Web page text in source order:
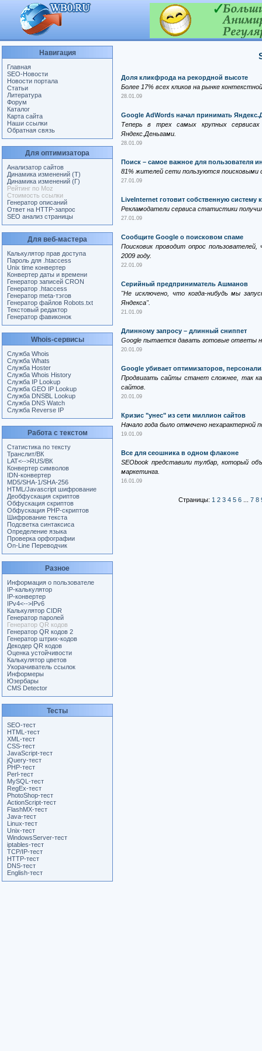
Навигация
Главная
SEO-Новости
Новости портала
Статьи
Литература
Форум
Каталог
Карта сайта
Наши ссылки
Обратная связь
Для оптимизатора
Анализатор сайтов
Динамика изменений (Т)
Динамика изменений (Г)
Рейтинг по Moz
Стоимость ссылки
Генератор описаний
Ответ на HTTP-запрос
SEO анализ страницы
Для веб-мастера
Калькулятор прав доступа
Пароль для .htaccess
Unix time конвертер
Конвертер даты и времени
Генератор записей CRON
Генератор .htaccess
Генератор meta-тэгов
Генератор файлов Robots.txt
Текстовый редактор
Генератор фавиконок
Whois-сервисы
Служба Whois
Служба Whats
Служба Hoster
Служба Whois History
Служба IP Lookup
Служба GEO IP Lookup
Служба DNSBL Lookup
Служба DNS Watch
Служба Reverse IP
Работа с текстом
Статистика по тексту
Транслит/ВК
LAT<-->RUS/ВК
Конвертер символов
IDN-конвертер
MD5/SHA-1/SHA-256
HTML/Javascript шифрование
Деобфускация скриптов
Обфускация скриптов
Обфускация PHP-скриптов
Шифрование текста
Подсветка синтаксиса
Определение языка
Проверка орфографии
On-Line Переводчик
Разное
Информация о пользователе
IP-калькулятор
IP-конвертер
IPv4<-->IPv6
Калькулятор CIDR
Генератор паролей
Генератор QR кодов
Генератор QR кодов 2
Генератор штрих-кодов
Декодер QR кодов
Оценка устойчивости
Калькулятор цветов
Укорачиватель ссылок
Информеры
Юзербары
CMS Detector
Тесты
SEO-тест
HTML-тест
XML-тест
CSS-тест
JavaScript-тест
jQuery-тест
PHP-тест
Perl-тест
MySQL-тест
RegEx-тест
PhotoShop-тест
ActionScript-тест
FlashMX-тест
Java-тест
Linux-тест
Unix-тест
WindowsServer-тест
iptables-тест
TCP/IP-тест
HTTP-тест
DNS-тест
English-тест
Доля кликфрода на рекордной высоте
Более 17% всех кликов на рынке
28.01.09
Google AdWords начал принимать
Теперь в трех самых крупных
Яндекс.Деньгами.
28.01.09
Поиск – самое важное для пользователя
81% жителей сети пользуются поисковыми
27.01.09
LiveInternet готовит собственную систему
Рекламодатели сервиса статистики
27.01.09
Сообщите Google о поисковом спаме
Поисковик проводит опрос
2009 году.
22.01.09
Серийный предприниматель Ашманов
"Не исключено, что когда-нибудь мы
Яндекса".
21.01.09
Длинному запросу – длинный сниппет
Google пытается давать готовые ответы
20.01.09
Google убивает оптимизаторов,
Продвигать сайты станет сложнее, так
сайтов.
20.01.09
Кризис "унес" из сети миллион сайтов
Начало года было отмечено нехарактерной
19.01.09
Все для сеошника в одном флаконе
SEObook представили тулбар, который
маркетинга.
16.01.09
Страницы: 1 2 3 4 5 6... 7 8